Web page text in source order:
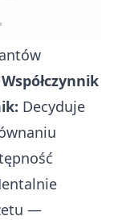
Współczynnik
Decyduje
—